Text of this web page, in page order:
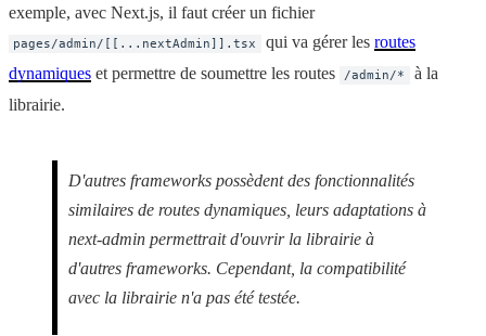
exemple, avec Next.js, il faut créer un fichier
pages/admin/[[...nextAdmin]].tsx qui va gérer les routes
dynamiques et permettre de soumettre les routes /admin/*
à la
librairie.
D'autres frameworks possèdent des fonctionnalités
similaires de routes dynamiques, leurs adaptations à
next-admin permettrait d'ouvrir la librairie à
d'autres frameworks. Cependant, la compatibilité
avec la librairie n'a pas été testée.